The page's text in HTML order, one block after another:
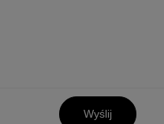
+9
Wyślij